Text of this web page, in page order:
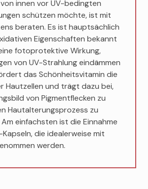
innen vor UV-bedingten
schützen möchte, ist mit
beraten. Es ist hauptsächlich
Eigenschaften bekannt
fotoprotektive Wirkung,
von UV-Strahlung eindämmen
das Schönheitsvitamin die
Hautzellen und trägt dazu bei,
von Pigmentflecken zu
Hautalterungsprozess zu
einfachsten ist die Einnahme
die idealerweise mit
werden.